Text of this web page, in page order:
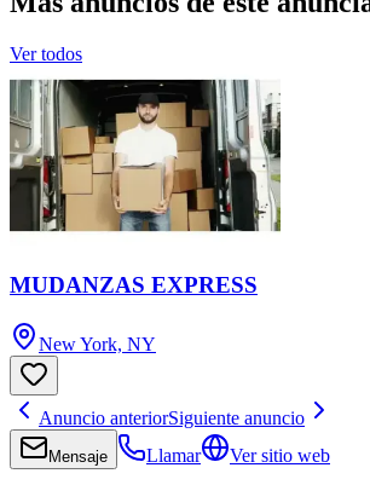
Ver todos
MUDANZAS EXPRESS
New York, NY
Anuncio anteriorSiguiente anuncio
Mensaje Llamar Ver sitio web